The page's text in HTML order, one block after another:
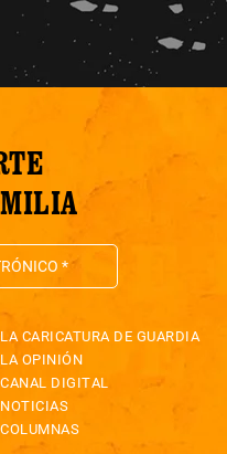
LA CARICATURA DE GUARDIA
LA OPINIÓN
CANAL DIGITAL
NOTICIAS
COLUMNAS